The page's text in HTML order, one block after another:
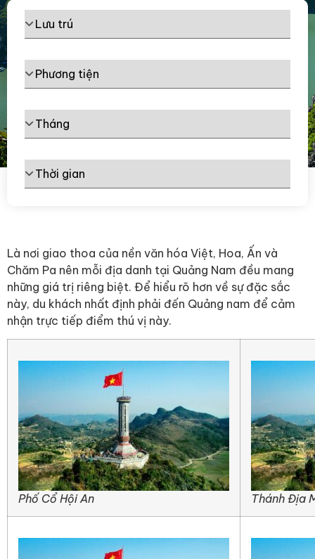
Là nơi giao thoa của nền văn hóa Việt, Hoa, Ấn và
Chăm Pa nên mỗi địa danh tại Quảng Nam đều mang
những giá trị riêng biệt. Để hiểu rõ hơn về sự đặc sắc
này, du khách nhất định phải đến Quảng nam để cảm
nhận trực tiếp điểm thú vị này.
Phố Cổ Hội An Thánh Địa